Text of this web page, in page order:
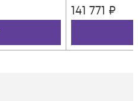
141 771 ₽